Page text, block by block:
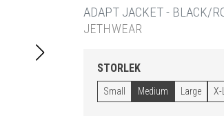
ADAPT JACKET - BLACK/
JETHWEAR
STORLEK
Small Medium Large X-